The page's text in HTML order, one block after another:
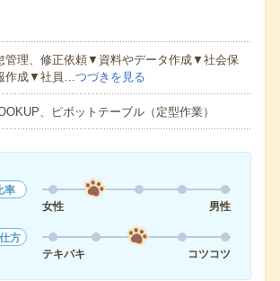
管理、修正依頼▼資料やデータ作成▼社会保
作成▼社員…つづきを見る
、ピボットテーブル（定型作業）
率
女性
男性
方
テキパキ
コツコツ